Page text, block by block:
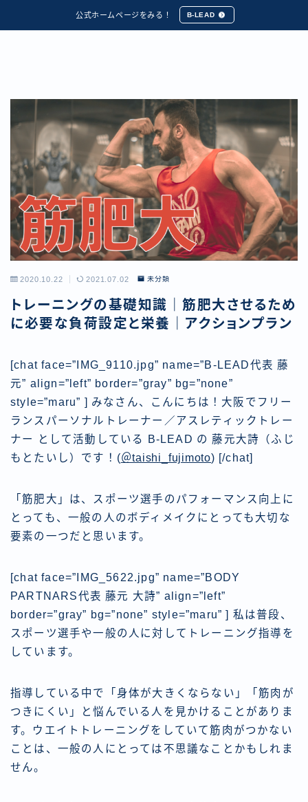
公式ホームページをみる！ B-LEAD
2020.10.22 2021.07.02 未分類
トレーニングの基礎知識｜筋肥大させるため
に必要な負荷設定と栄養｜アクションプラン
[chat face=”IMG_9110.jpg” name=”B-LEAD代表 藤
元” align=”left” border=”gray” bg=”none”
style=”maru” ] みなさん、こんにちは！大阪でフリー
ランスパーソナルトレーナー／アスレティックトレー
ナー として活動している B-LEAD の 藤元大詩（ふじ
もとたいし）です！ (＠taishi_fujimoto) [/chat]
「筋肥大」は、スポーツ選手のパフォーマンス向上に
とっても、一般の人のボディメイクにとっても大切な
要素の一つだと思います。
[chat face=”IMG_5622.jpg” name=”BODY
PARTNARS代表 藤元 大詩” align=”left”
border=”gray” bg=”none” style=”maru” ] 私は普段、
スポーツ選手や一般の人に対してトレーニング指導を
しています。
指導している中で「身体が大きくならない」「筋肉が
つきにくい」と悩んでいる人を見かけることがありま
す。ウエイトトレーニングをしていて筋肉がつかない
ことは、一般の人にとっては不思議なことかもしれま
せん。